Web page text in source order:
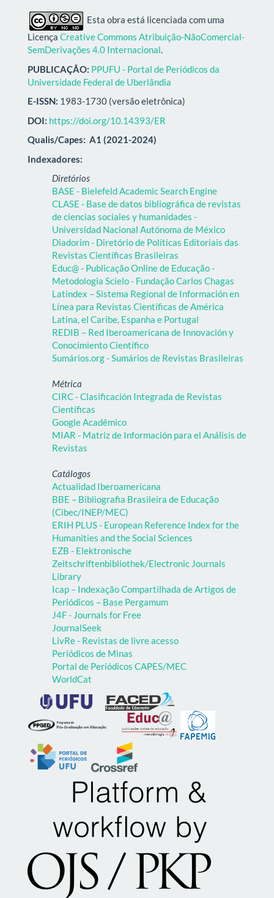
Esta obra está licenciada com uma
Licença Creative Commons Atribuição-NãoComercial-
SemDerivações 4.0 Internacional.
PUBLICAÇÃO: PPUFU - Portal de Periódicos da
Universidade Federal de Uberlândia
E-ISSN: 1983-1730 (versão eletrônica)
DOI: https://doi.org/10.14393/ER
Qualis/Capes: A1 (2021-2024)
Indexadores:
Diretórios
BASE - Bielefeld Academic Search Engine
CLASE - Base de datos bibliográfica de revistas
de ciencias sociales y humanidades -
Universidad Nacional Autónoma de México
Diadorim - Diretório de Políticas Editoriais das
Revistas Científicas Brasileiras
Educ@ - Publicação Online de Educação -
Metodologia Scielo - Fundação Carlos Chagas
Latindex – Sistema Regional de Información en
Línea para Revistas Científicas de América
Latina, el Caribe, Espanha e Portugal
REDIB – Red Iberoamericana de Innovación y
Conocimiento Científico
Sumários.org - Sumários de Revistas Brasileiras
Métrica
CIRC - Clasificación Integrada de Revistas
Científicas
Google Acadêmico
MIAR - Matriz de Información para el Análisis de
Revistas
Catálogos
Actualidad Iberoamericana
BBE – Bibliografia Brasileira de Educação
(Cibec/INEP/MEC)
ERIH PLUS - European Reference Index for the
Humanities and the Social Sciences
EZB - Elektronische
Zeitschriftenbibliothek/Electronic Journals
Library
Icap – Indexação Compartilhada de Artigos de
Periódicos – Base Pergamum
J4F - Journals for Free
JournalSeek
LivRe - Revistas de livre acesso
Periódicos de Minas
Portal de Periódicos CAPES/MEC
WorldCat